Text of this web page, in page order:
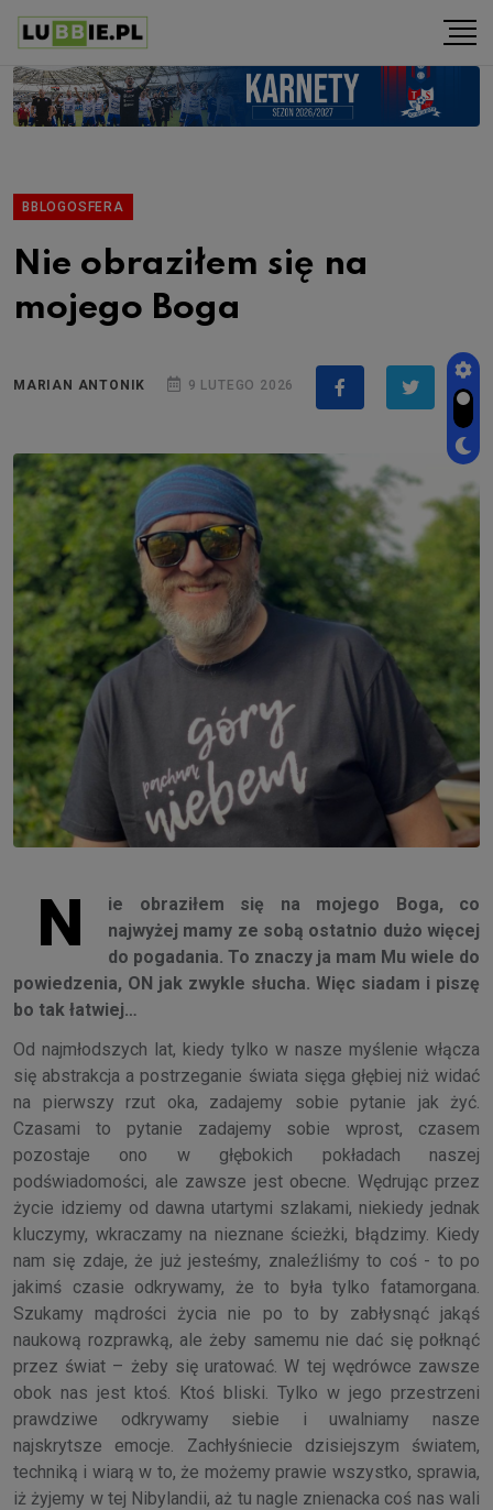
BBLOGOSFERA
Nie obraziłem się na
mojego Boga
MARIAN ANTONIK 9 LUTEGO 2026
N
ie obraziłem się na mojego Boga, co
najwyżej mamy ze sobą ostatnio dużo więcej
do pogadania. To znaczy ja mam Mu wiele do
powiedzenia, ON jak zwykle słucha. Więc siadam i piszę
bo tak łatwiej…
Od najmłodszych lat, kiedy tylko w nasze myślenie włącza
się abstrakcja a postrzeganie świata sięga głębiej niż widać
na pierwszy rzut oka, zadajemy sobie pytanie jak żyć.
Czasami to pytanie zadajemy sobie wprost, czasem
pozostaje ono w głębokich pokładach naszej
podświadomości, ale zawsze jest obecne. Wędrując przez
życie idziemy od dawna utartymi szlakami, niekiedy jednak
kluczymy, wkraczamy na nieznane ścieżki, błądzimy. Kiedy
nam się zdaje, że już jesteśmy, znaleźliśmy to coś - to po
jakimś czasie odkrywamy, że to była tylko fatamorgana.
Szukamy mądrości życia nie po to by zabłysnąć jakąś
naukową rozprawką, ale żeby samemu nie dać się połknąć
przez świat – żeby się uratować. W tej wędrówce zawsze
obok nas jest ktoś. Ktoś bliski. Tylko w jego przestrzeni
prawdziwe odkrywamy siebie i uwalniamy nasze
najskrytsze emocje. Zachłyśniecie dzisiejszym światem,
techniką i wiarą w to, że możemy prawie wszystko, sprawia,
iż żyjemy w tej Nibylandii, aż tu nagle znienacka coś nas wali